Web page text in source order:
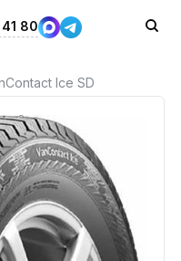
80
Ice SD